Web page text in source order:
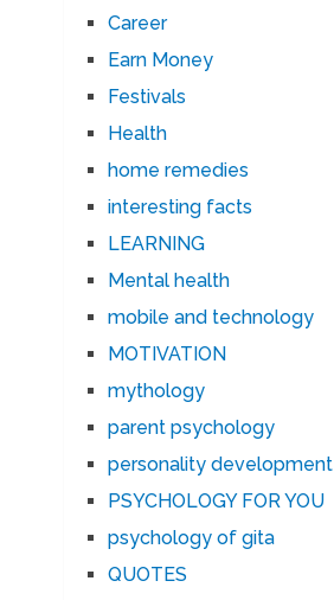
Career
Earn Money
Festivals
Health
home remedies
interesting facts
LEARNING
Mental health
mobile and technology
MOTIVATION
mythology
parent psychology
personality development
PSYCHOLOGY FOR YOU
psychology of gita
QUOTES